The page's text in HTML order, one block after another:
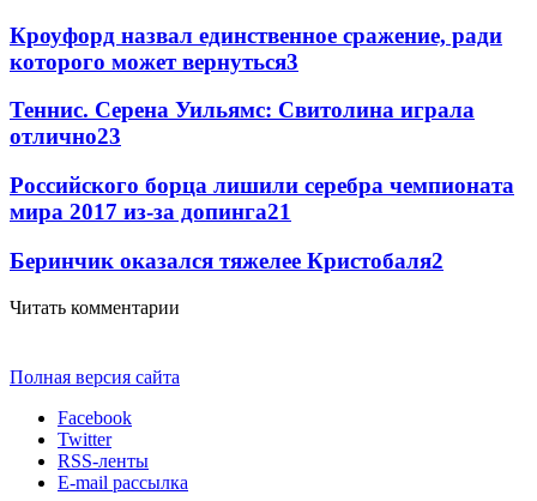
Кроуфорд назвал единственное сражение, ради
которого может вернуться3
Теннис. Серена Уильямс: Свитолина играла
отлично23
Российского борца лишили серебра чемпионата
мира 2017 из-за допинга21
Беринчик оказался тяжелее Кристобаля2
Читать комментарии
Полная версия сайта
Facebook
Twitter
RSS-ленты
E-mail рассылка